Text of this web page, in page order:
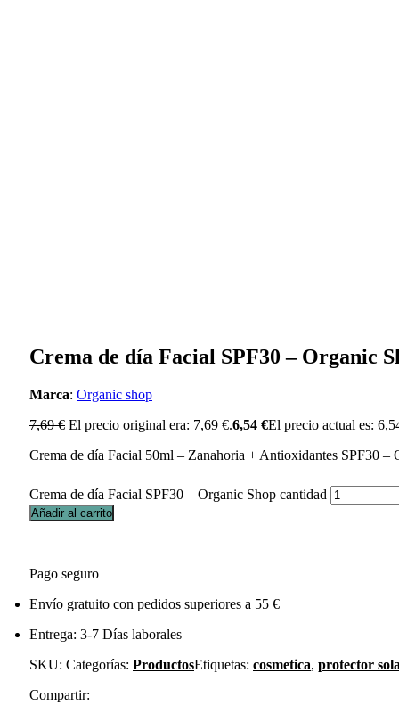
Crema de día Facial SPF30 – Organic
Marca: Organic shop
7,69€ El precio original era: 7,69 €.6,54 €El precio actual es:
Crema de día Facial 50ml – Zanahoria + Antioxidantes SPF30 –
Crema de día Facial SPF30 – Organic Shop cantidad
Añadir al carrito
Pago seguro
Envío gratuito con pedidos superiores a 55 €
Entrega: 3-7 Días laborales
SKU: Categorías: ProductosEtiquetas: cosmetica, protector
Compartir: